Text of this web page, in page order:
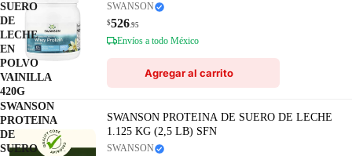
SUERO
DE
LECHE
EN
POLVO
VAINILLA
420G
SWANSON
$526.95
Envíos a todo México
Agregar al carrito
SWANSON
PROTEINA
DE
SUERO
SWANSON PROTEINA DE SUERO DE LECHE
1.125 KG (2,5 LB) SFN
SWANSON